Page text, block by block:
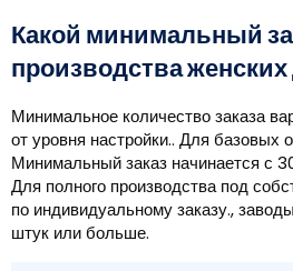
Какой минимальный
производства
Минимальное количество заказа
от уровня настройки.. Для базовых
Минимальный заказ начинается с
Для полного производства под
по индивидуальному заказу.,
штук или больше.